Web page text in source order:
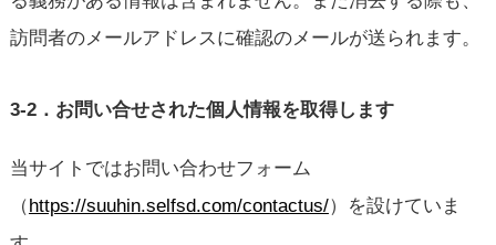
訪問者のメールアドレスに確認のメールが送られます。
3-2．お問い合せされた個人情報を取得します
当サイトではお問い合わせフォーム
（https://suuhin.selfsd.com/contactus/）を設けていま